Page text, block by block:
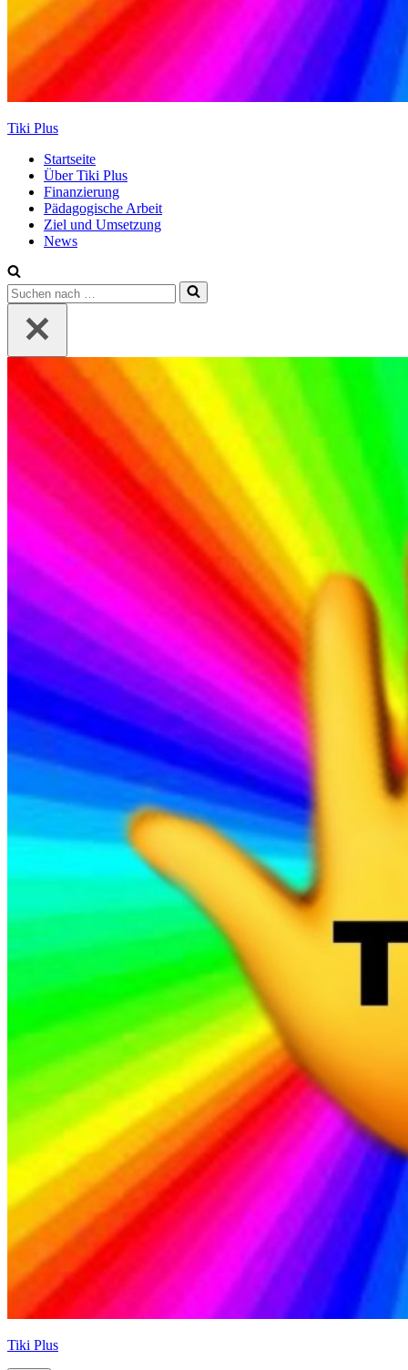
Tiki Plus
Startseite
Über Tiki Plus
Finanzierung
Pädagogische Arbeit
Ziel und Umsetzung
News
Suchen
nach …
Tiki Plus